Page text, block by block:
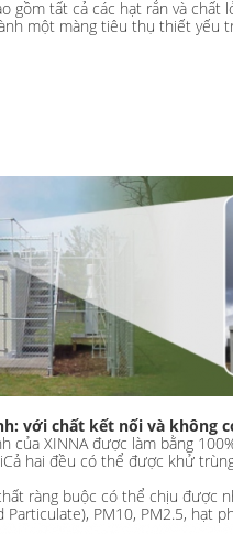
gồm tất cả các hạt rắn và chất
một màng tiêu thụ thiết yếu
với chất kết nối và không
của XINNA được làm bằng
hai đều có thể được khử
ràng buộc có thể chịu được
Particulate), PM10, PM2.5, hạt